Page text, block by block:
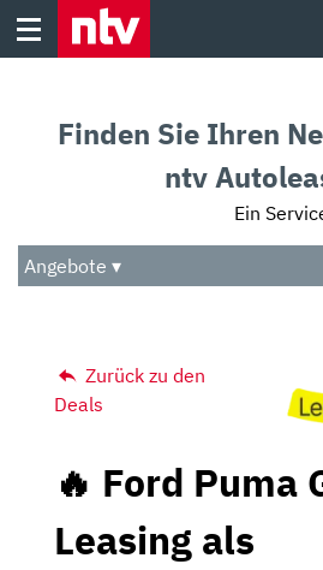
Skip
Audio
Das Beste
Finden Sie Ihren
ntv
Ein
Angebote ▾
Zurück zu den
Deals
🔥 Ford Puma
Leasing als